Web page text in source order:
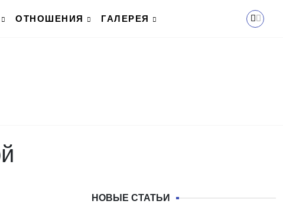
ОТНОШЕНИЯ ГАЛЕРЕЯ
НОВЫЕ СТАТЬИ